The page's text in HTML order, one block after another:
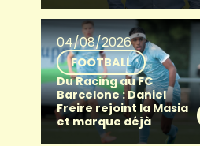
04/08/2026
FOOTBALL
Du Racing au FC
Barcelone : Daniel
Freire rejoint la Masia
et marque déjà